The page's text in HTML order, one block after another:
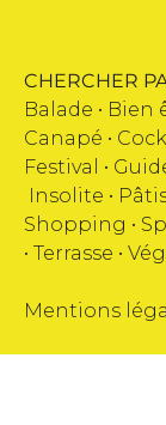
CHERCHER
Balade • Bien
Canapé •
Festival
•
Insolite •
Shopping •
• Terrasse •
Mentions